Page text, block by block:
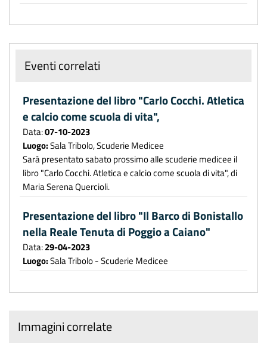
Eventi correlati
Presentazione del libro "Carlo Cocchi. Atletica
e calcio come scuola di vita",
Data:07-10-2023
Luogo:Sala Tribolo, Scuderie Medicee
Sarà presentato sabato prossimo alle scuderie medicee il
libro "Carlo Cocchi. Atletica e calcio come scuola di vita", di
Maria Serena Quercioli.
Presentazione del libro "Il Barco di Bonistallo
nella Reale Tenuta di Poggio a Caiano"
Data:29-04-2023
Luogo:Sala Tribolo - Scuderie Medicee
Immagini correlate